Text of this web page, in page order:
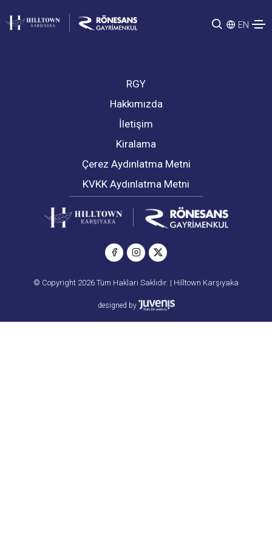
EN
RGY
Hakkımızda
İletişim
Kiralama
Çerez Aydınlatma Metni
KVKK Aydınlatma Metni
© Copyright 2026 Tüm Hakları Saklıdır. | Hilltown Karşıyaka
designed by